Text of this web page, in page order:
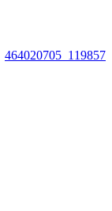
464020705_119857